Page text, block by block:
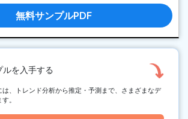
無料サンプルPDF
を入手する
は、トレンド分析から推定・予測まで、さまざまなデ
。